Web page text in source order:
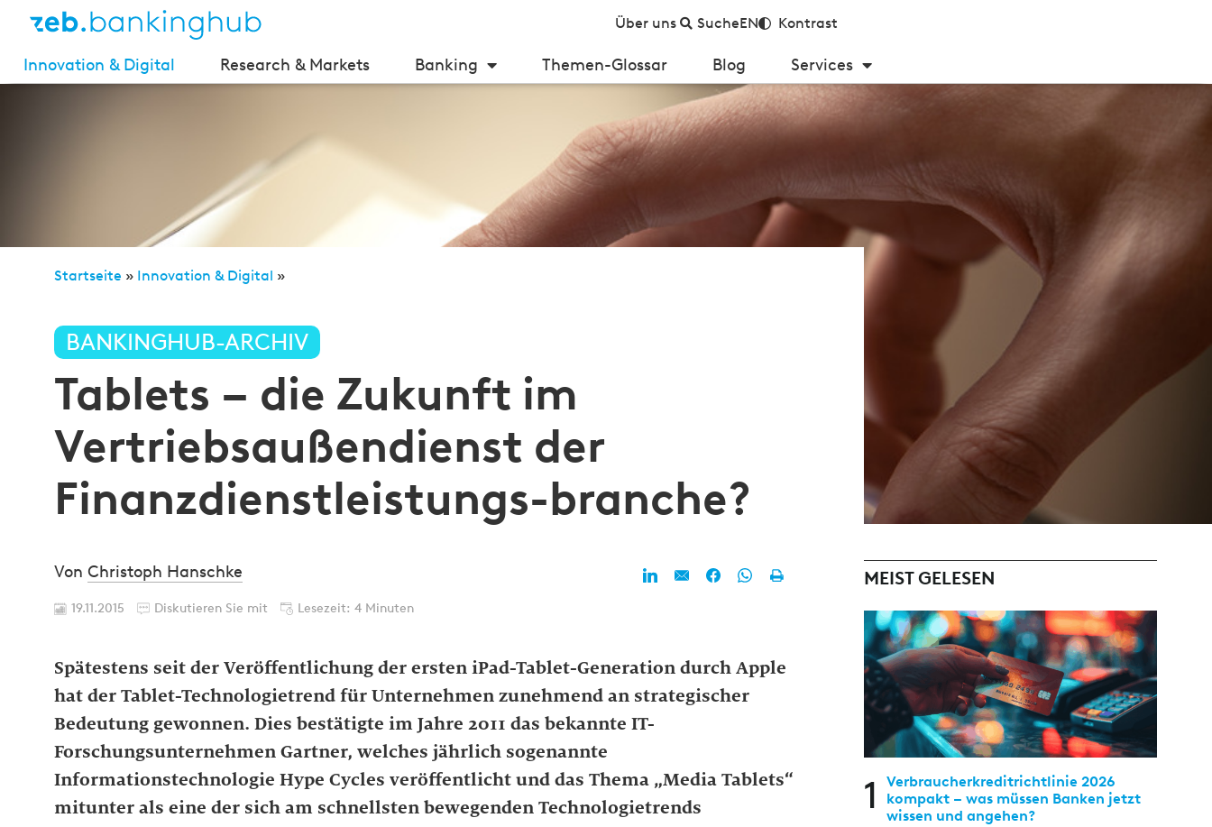
Über uns SucheEN Kontrast
Innovation & Digital Research & Markets Banking Themen-Glossar Blog Services
Startseite » Innovation & Digital »
BANKINGHUB-ARCHIV
Tablets – die Zukunft im
Vertriebsaußendienst der
Finanzdienstleistungs-branche?
Von Christoph Hanschke
19.11.2015 Diskutieren Sie mit Lesezeit: 4 Minuten
Spätestens seit der Veröffentlichung der ersten iPad-Tablet-Generation durch Apple
hat der Tablet-Technologietrend für Unternehmen zunehmend an strategischer
Bedeutung gewonnen. Dies bestätigte im Jahre 2011 das bekannte IT-
Forschungsunternehmen Gartner, welches jährlich sogenannte
Informationstechnologie Hype Cycles veröffentlicht und das Thema „Media Tablets“
mitunter als eine der sich am schnellsten bewegenden Technologietrends
MEIST GELESEN
1
Verbraucherkreditrichtlinie 2026
kompakt – was müssen Banken jetzt
wissen und angehen?